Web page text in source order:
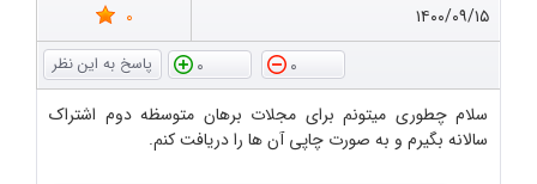
۱۴۰۰/۰۹/۱۵
0
0
0
سلام چطوری میتونم برای مجلات برهان متوسظه دوم اشتراک
سالانه بگیرم و به صورت چاپی آن ها را دریافت کنم.